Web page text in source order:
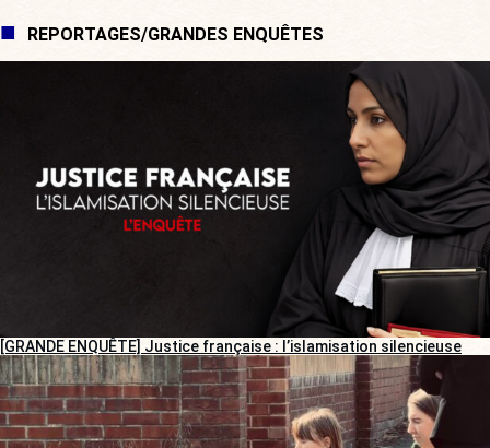
REPORTAGES/GRANDES ENQUÊTES
[GRANDE ENQUÊTE] Justice française : l’islamisation silencieuse